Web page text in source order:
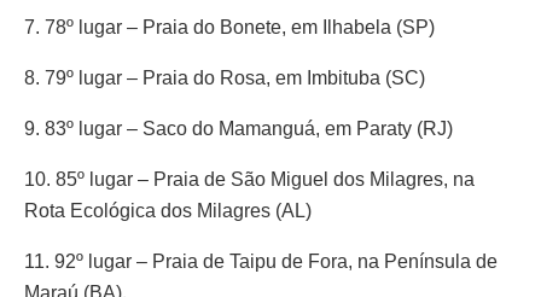
7. 78º lugar – Praia do Bonete, em Ilhabela (SP)
8. 79º lugar – Praia do Rosa, em Imbituba (SC)
9. 83º lugar – Saco do Mamanguá, em Paraty (RJ)
10. 85º lugar – Praia de São Miguel dos Milagres, na
Rota Ecológica dos Milagres (AL)
11. 92º lugar – Praia de Taipu de Fora, na Península de